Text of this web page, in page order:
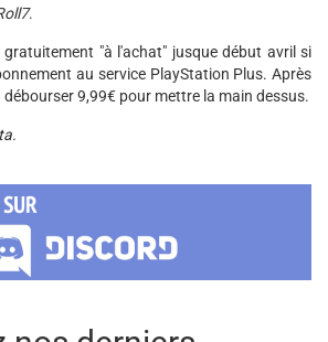
.
"à l'achat" jusque début avril si
au service PlayStation Plus. Après
9,99€ pour mettre la main dessus.